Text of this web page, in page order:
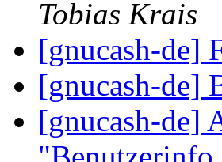
Tobias Krais
[gnucash-de]
[gnucash-de]
[gnucash-de]